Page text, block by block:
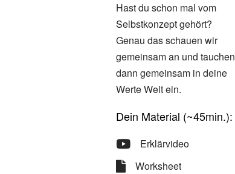
Hast du schon mal vom
Selbstkonzept gehört?
Genau das schauen wir
gemeinsam an und tauchen
dann gemeinsam in deine
Werte Welt ein.
Dein Material (~45min.):
Erklärvideo
Worksheet